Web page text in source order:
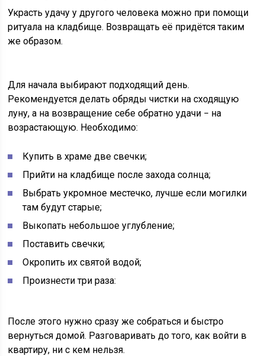
Украсть удачу у другого человека можно при помощи
ритуала на кладбище. Возвращать её придётся таким
же образом.
Для начала выбирают подходящий день.
Рекомендуется делать обряды чистки на сходящую
луну, а на возвращение себе обратно удачи − на
возрастающую. Необходимо:
Купить в храме две свечки;
Прийти на кладбище после захода солнца;
Выбрать укромное местечко, лучше если могилки
там будут старые;
Выкопать небольшое углубление;
Поставить свечки;
Окропить их святой водой;
Произнести три раза:
После этого нужно сразу же собраться и быстро
вернуться домой. Разговаривать до того, как войти в
квартиру, ни с кем нельзя.